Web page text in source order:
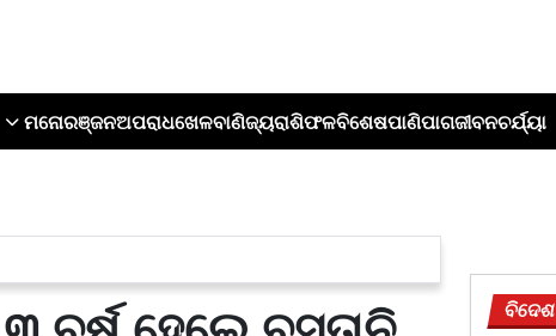
ମନୋରଞ୍ଜନଅପରାଧଖେଳବାଣିଜ୍ୟରାଶିଫଳବିଶେଷପାଣିପାଗଜୀବନଚର୍ଯ୍ୟା
ବିଦେଶ